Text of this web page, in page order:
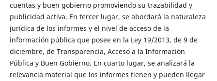
cuentas y buen gobierno promoviendo su trazabilidad y
publicidad activa. En tercer lugar, se abordará la naturaleza
jurídica de los informes y el nivel de acceso de la
información pública que posee en la Ley 19/2013, de 9 de
diciembre, de Transparencia, Acceso a la Información
Pública y Buen Gobierno. En cuarto lugar, se analizará la
relevancia material que los informes tienen y pueden llegar